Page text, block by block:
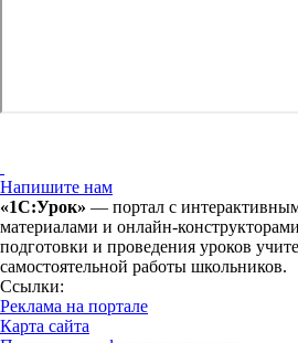
Напишите нам
«1С:Урок» — портал с
материалами и онлайн-
подготовки и проведения уроков
самостоятельной работы школьников.
Ссылки:
Реклама на портале
Карта сайта